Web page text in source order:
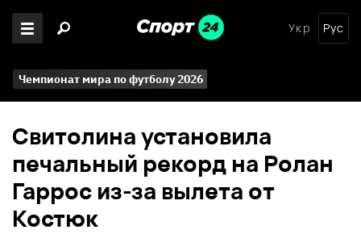
Укр Рус
Чемпионат мира по футболу 2026
Свитолина установила
печальный рекорд на Ролан
Гаррос из-за вылета от
Костюк